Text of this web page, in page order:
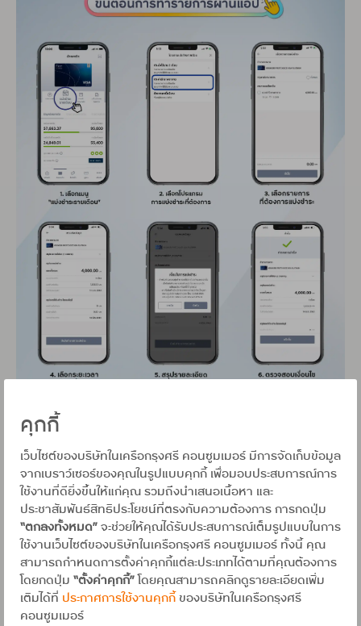
คุกกี้
เว็บไซต์ของบริษัทในเครือกรุงศรี คอนซูมเมอร์ มีการจัดเก็บข้อมูล
จากเบราว์เซอร์ของคุณในรูปแบบคุกกี้ เพื่อมอบประสบการณ์การ
ใช้งานที่ดียิ่งขึ้นให้แก่คุณ รวมถึงนำเสนอเนื้อหา และ
ประชาสัมพันธ์สิทธิประโยชน์ที่ตรงกับความต้องการ การกดปุ่ม
“ตกลงทั้งหมด”จะช่วยให้คุณได้รับประสบการณ์เต็มรูปแบบในการ
ใช้งานเว็บไซต์ของบริษัทในเครือกรุงศรี คอนซูมเมอร์ ทั้งนี้ คุณ
สามารถกำหนดการตั้งค่าคุกกี้แต่ละประเภทได้ตามที่คุณต้องการ
โดยกดปุ่ม “ตั้งค่าคุกกี้”โดยคุณสามารถคลิกดูรายละเอียดเพิ่ม
เติมได้ที่ ประกาศการใช้งานคุกกี้ ของบริษัทในเครือกรุงศรี
คอนซูมเมอร์
บัตรเครดิตที่เข้าร่วมรายการ บัตรเครดิตในกลุ่มกรุงศรีคอนซูเมอร์ ทุก
หน้าบัตร ยกเว้น CORP CARD
งื่อนไข :
• บริษัทให้บริการ 0% นาน 3 เดือนเฉพาะรายการค่ารักษาพยาบาลของ
โรงพยาบาลที่ร่วมรายการเท่านั้น ได้แก่
- โรงพยาบาลศิริราช
- โรงพยาบาลจุฬาลงกรณ์ สภากาชาดไทย